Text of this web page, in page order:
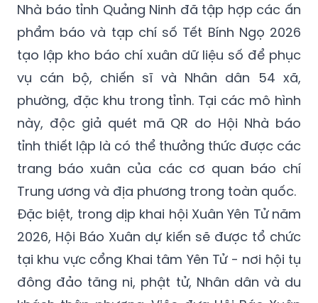
Nhà báo tỉnh Quảng Ninh đã tập hợp các ấn
phẩm báo và tạp chí số Tết Bính Ngọ 2026
tạo lập kho báo chí xuân dữ liệu số để phục
vụ cán bộ, chiến sĩ và Nhân dân 54 xã,
phường, đặc khu trong tỉnh. Tại các mô hình
này, độc giả quét mã QR do Hội Nhà báo
tỉnh thiết lập là có thể thưởng thức được các
trang báo xuân của các cơ quan báo chí
Trung ương và địa phương trong toàn quốc.
Đặc biệt, trong dịp khai hội Xuân Yên Tử năm
2026, Hội Báo Xuân dự kiến sẽ được tổ chức
tại khu vực cổng Khai tâm Yên Tử - nơi hội tụ
đông đảo tăng ni, phật tử, Nhân dân và du